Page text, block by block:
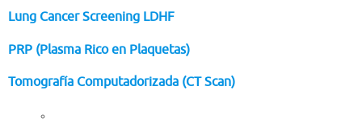
Lung Cancer Screening LDHF
PRP (Plasma Rico en Plaquetas)
Tomografía Computadorizada (CT Scan)